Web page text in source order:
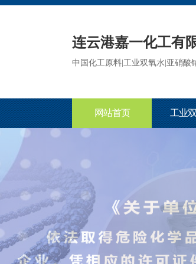
连云港嘉一化工有
中国化工原料|工业双氧水|亚硝酸
网站首页 工业